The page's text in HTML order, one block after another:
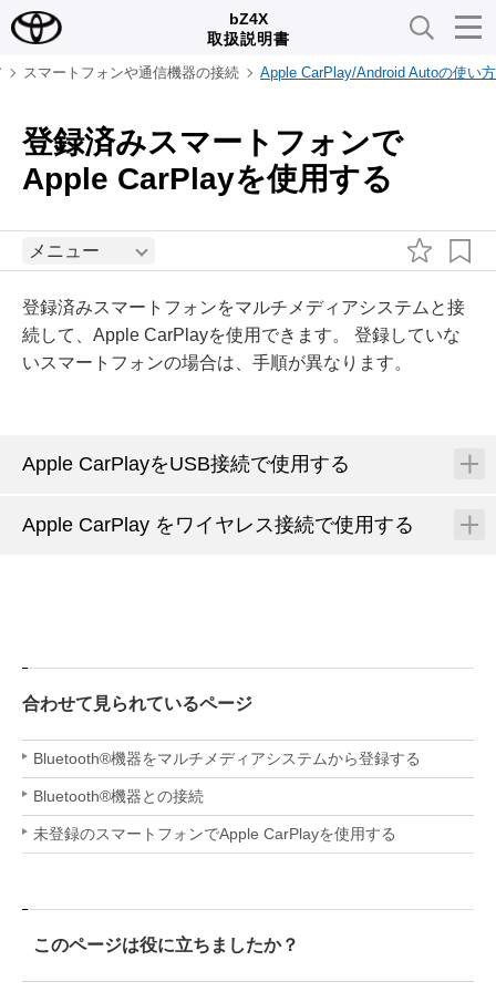
bZ4X
取扱説明書
スマートフォンや通信機器の接続 Apple CarPlay/Android Autoの使い方
登録済みスマートフォンで
Apple CarPlayを使用する
メニュー
登録済みスマートフォンをマルチメディアシステムと接
続して、Apple CarPlayを使用できます。 登録していな
いスマートフォンの場合は、手順が異なります。
Apple CarPlayをUSB接続で使用する
Apple CarPlay をワイヤレス接続で使用する
合わせて見られているページ
Bluetooth®機器をマルチメディアシステムから登録する
Bluetooth®機器との接続
未登録のスマートフォンでApple CarPlayを使用する
このページは役に立ちましたか？